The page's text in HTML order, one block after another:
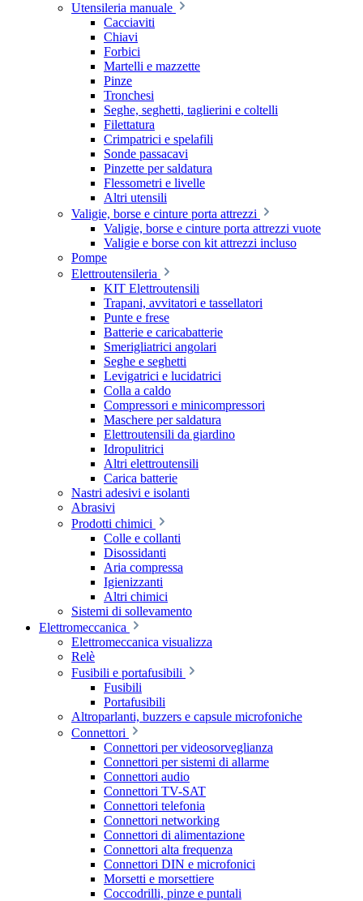
Utensileria manuale
Cacciaviti
Chiavi
Forbici
Martelli e mazzette
Pinze
Tronchesi
Seghe, seghetti, taglierini e coltelli
Filettatura
Crimpatrici e spelafili
Sonde passacavi
Pinzette per saldatura
Flessometri e livelle
Altri utensili
Valigie, borse e cinture porta attrezzi
Valigie, borse e cinture porta attrezzi vuote
Valigie e borse con kit attrezzi incluso
Pompe
Elettroutensileria
KIT Elettroutensili
Trapani, avvitatori e tassellatori
Punte e frese
Batterie e caricabatterie
Smerigliatrici angolari
Seghe e seghetti
Levigatrici e lucidatrici
Colla a caldo
Compressori e minicompressori
Maschere per saldatura
Elettroutensili da giardino
Idropulitrici
Altri elettroutensili
Carica batterie
Nastri adesivi e isolanti
Abrasivi
Prodotti chimici
Colle e collanti
Disossidanti
Aria compressa
Igienizzanti
Altri chimici
Sistemi di sollevamento
Elettromeccanica
Elettromeccanica visualizza
Relè
Fusibili e portafusibili
Fusibili
Portafusibili
Altroparlanti, buzzers e capsule microfoniche
Connettori
Connettori per videosorveglianza
Connettori per sistemi di allarme
Connettori audio
Connettori TV-SAT
Connettori telefonia
Connettori networking
Connettori di alimentazione
Connettori alta frequenza
Connettori DIN e microfonici
Morsetti e morsettiere
Coccodrilli, pinze e puntali